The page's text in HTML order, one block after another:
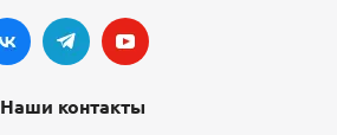
Наши контакты